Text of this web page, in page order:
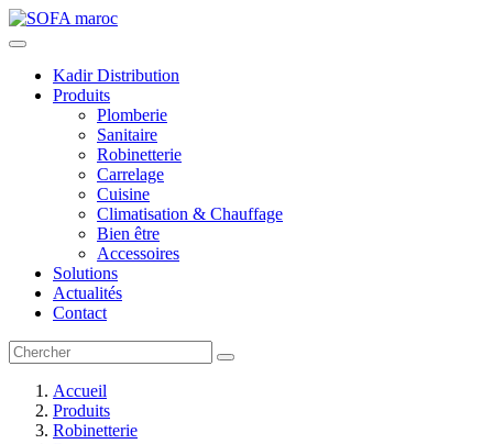
Kadir Distribution
Produits
Plomberie
Sanitaire
Robinetterie
Carrelage
Cuisine
Climatisation & Chauffage
Bien être
Accessoires
Solutions
Actualités
Contact
Accueil
Produits
Robinetterie